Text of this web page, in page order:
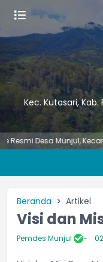
Kec. Kutasari,
Desa Munjul,
Beranda Artikel
Visi dan
Pemdes Munjul